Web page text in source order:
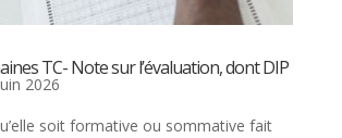
TC- Note sur l’évaluation, dont DIP
2026
soit formative ou sommative fait